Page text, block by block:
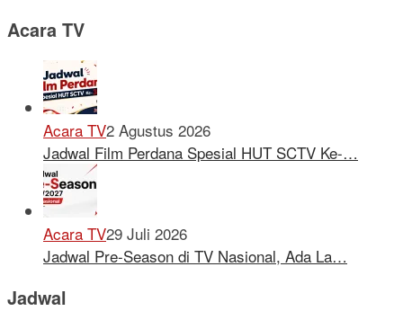
Acara TV
Acara TV2 Agustus 2026
Jadwal Film Perdana Spesial HUT SCTV Ke-…
Acara TV29 Juli 2026
Jadwal Pre-Season di TV Nasional, Ada La…
Jadwal